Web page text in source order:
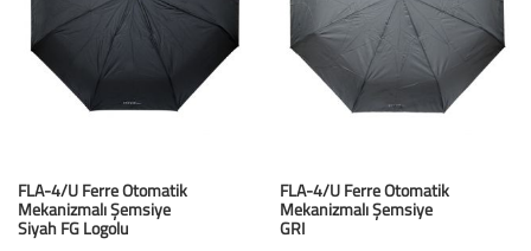
FLA-4/U Ferre Otomatik
Mekanizmalı Şemsiye
Siyah FG Logolu
FLA-4/U Ferre Otomatik
Mekanizmalı Şemsiye
GRI